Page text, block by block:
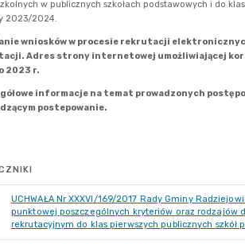
UCHWAŁA Nr XXXVI/169/2017 Rady Gminy
punktowej poszczególnych kryteriów oraz rodzajów
rekrutacyjnym do klas pierwszych publicznych